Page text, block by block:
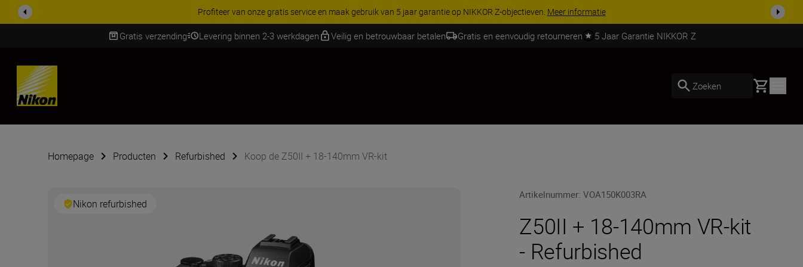
KORTING OP ACCESSOIRES | Bespaar 15% op geselecteerde accessoires, maak je kit vandaag nog compleetKoop nu
Gratis verzending Levering binnen 2-3 werkdagen Veilig en betrouwbaar betalen Gratis en eenvoudig retourneren 5 Jaar Garantie NIKKOR Z
SKIP
Zoeken Basket
Homepage Producten Refurbished Koop de Z50II + 18-140mm VR-kit
Nikon refurbished
Artikelnummer:VOA150K003RA
Z50II + 18-140mm VR-kit
- Refurbished